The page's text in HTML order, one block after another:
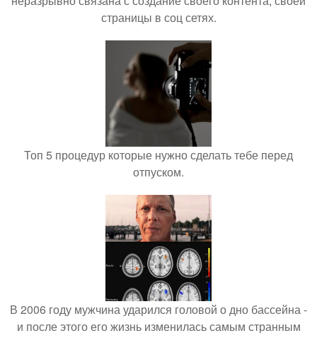
страницы в соц сетях.
Топ 5 процедур которые нужно сделать тебе перед
отпуском.
В 2006 году мужчина ударился головой о дно бассейна -
и после этого его жизнь изменилась самым странным